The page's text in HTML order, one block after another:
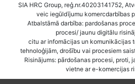
SIA HRC Group, reģ.nr.40203141752,
veic iegūldījumu komercdarbības
Atbalstāmā darbība: pardošanas
procesi/ jaunu digitālu
citu ar infomācijas un komunikācijas
tehnoloģijām, drošību vai procesiem
Risinājums: pārdošanas procesi, proti,
vietne ar e-komercijas